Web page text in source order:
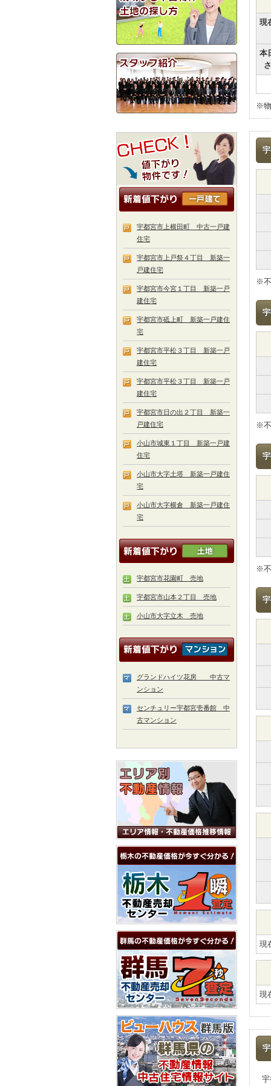
現
本
※
※不
※不
※不
現
現
宇都宮市上横田町 中古一戸建
住宅
宇都宮市上戸祭４丁目 新築一
戸建住宅
宇都宮市今宮１丁目 新築一戸
建住宅
宇都宮市砥上町 新築一戸建住
宅
宇都宮市平松３丁目 新築一戸
建住宅
宇都宮市平松３丁目 新築一戸
建住宅
宇都宮市日の出２丁目 新築一
戸建住宅
小山市城東１丁目 新築一戸建
住宅
小山市大字土塔 新築一戸建住
宅
小山市大字横倉 新築一戸建住
宅
宇都宮市花園町 売地
宇都宮市山本２丁目 売地
小山市大字立木 売地
グランドハイツ花房 中古マ
ンション
センチュリー宇都宮壱番館 中
古マンション